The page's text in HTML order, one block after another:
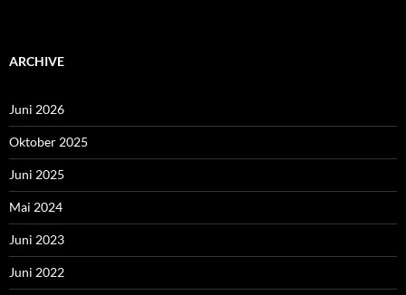
ARCHIVE
Juni 2026
Oktober 2025
Juni 2025
Mai 2024
Juni 2023
Juni 2022